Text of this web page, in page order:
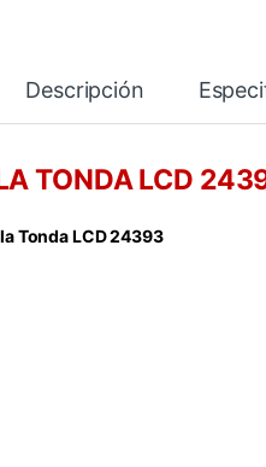
Descripción
TONDA LCD
Tonda LCD 24393